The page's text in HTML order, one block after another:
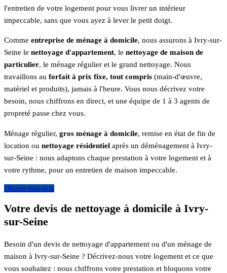
l'entretien de votre logement pour vous livrer un intérieur
impeccable, sans que vous ayez à lever le petit doigt.
Comme entreprise de ménage à domicile, nous assurons à Ivry-sur-
Seine le nettoyage d'appartement, le nettoyage de maison de
particulier, le ménage régulier et le grand nettoyage. Nous
travaillons au forfait à prix fixe, tout compris (main-d'œuvre,
matériel et produits), jamais à l'heure. Vous nous décrivez votre
besoin, nous chiffrons en direct, et une équipe de 1 à 3 agents de
propreté passe chez vous.
Ménage régulier, gros ménage à domicile, remise en état de fin de
location ou nettoyage résidentiel après un déménagement à Ivry-
sur-Seine : nous adaptons chaque prestation à votre logement et à
votre rythme, pour un entretien de maison impeccable.
Obtenir mon prix
Votre devis de nettoyage à domicile à Ivry-
sur-Seine
Besoin d'un devis de nettoyage d'appartement ou d'un ménage de
maison à Ivry-sur-Seine ? Décrivez-nous votre logement et ce que
vous souhaitez : nous chiffrons votre prestation et bloquons votre